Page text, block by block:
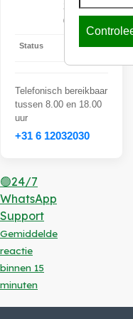
2026
05:26:08
Status Offline
Telefonisch bereikbaar
tussen 8.00 en 18.00
uur
+31 6 12032030
🟢24/7
WhatsApp
Support
Gemiddelde
reactie
binnen 15
minuten